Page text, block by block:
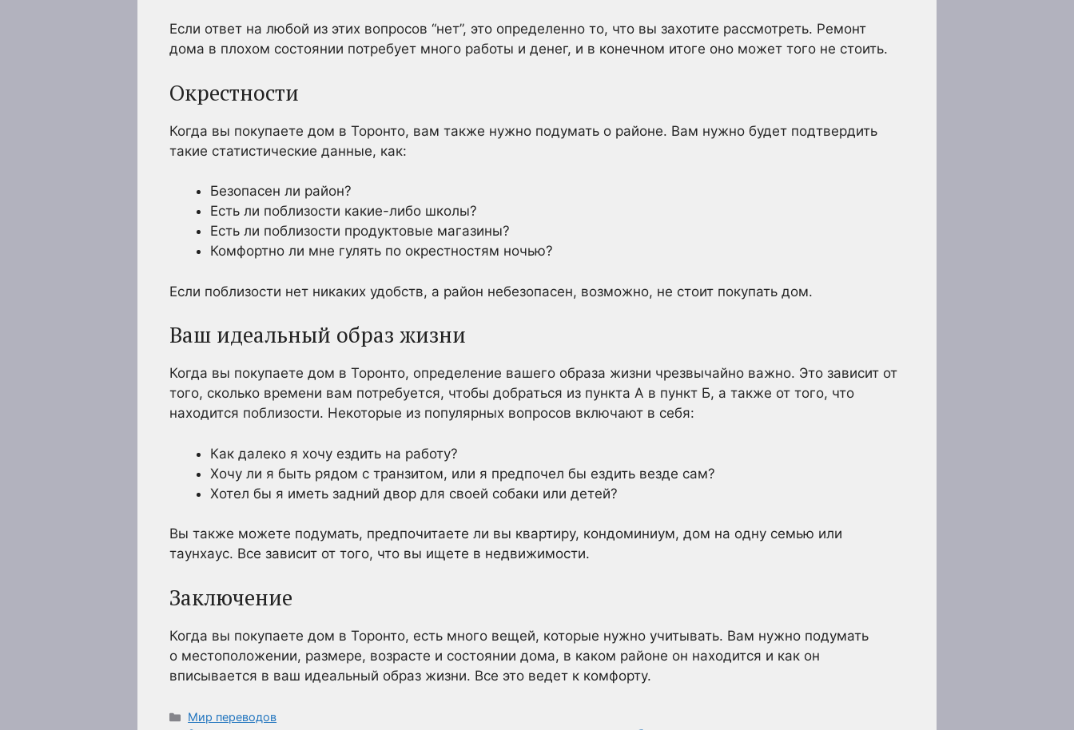
Если ответ на любой из этих вопросов “нет”, это определенно то, что вы захотите рассмотреть. Ремонт
дома в плохом состоянии потребует много работы и денег, и в конечном итоге оно может того не стоить.
Окрестности
Когда вы покупаете дом в Торонто, вам также нужно подумать о районе. Вам нужно будет подтвердить
такие статистические данные, как:
Безопасен ли район?
Есть ли поблизости какие-либо школы?
Есть ли поблизости продуктовые магазины?
Комфортно ли мне гулять по окрестностям ночью?
Если поблизости нет никаких удобств, а район небезопасен, возможно, не стоит покупать дом.
Ваш идеальный образ жизни
Когда вы покупаете дом в Торонто, определение вашего образа жизни чрезвычайно важно. Это зависит от
того, сколько времени вам потребуется, чтобы добраться из пункта А в пункт Б, а также от того, что
находится поблизости. Некоторые из популярных вопросов включают в себя:
Как далеко я хочу ездить на работу?
Хочу ли я быть рядом с транзитом, или я предпочел бы ездить везде сам?
Хотел бы я иметь задний двор для своей собаки или детей?
Вы также можете подумать, предпочитаете ли вы квартиру, кондоминиум, дом на одну семью или
таунхаус. Все зависит от того, что вы ищете в недвижимости.
Заключение
Когда вы покупаете дом в Торонто, есть много вещей, которые нужно учитывать. Вам нужно подумать
о местоположении, размере, возрасте и состоянии дома, в каком районе он находится и как он
вписывается в ваш идеальный образ жизни. Все это ведет к комфорту.
Рубрики
Мир переводов